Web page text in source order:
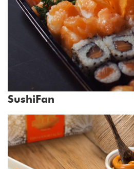
SushiFan